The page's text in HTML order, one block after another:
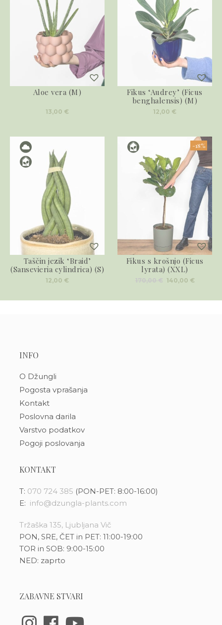
Aloe vera (M)
13,00 €
Fikus ‘Audrey’ (Ficus
benghalensis) (M)
12,00 €
Taščin jezik ‘Braid’
(Sansevieria cylindrica) (S)
12,00 €
-18%
Fikus s krošnjo (Ficus
lyrata) (XXL)
Izvirna
cena
140,00 €
INFO
O Džungli
Pogosta vprašanja
Kontakt
Poslovna darila
Varstvo podatkov
Pogoji poslovanja
KONTAKT
T: 070 724 385 (PON-PET: 8:00-16:00)
E: info@dzungla-plants.com
Tržaška 135, Ljubljana Vič
PON, SRE, ČET in PET: 11:00-19:00
TOR in SOB: 9:00-15:00
NED: zaprto
ZABAVNE STVARI